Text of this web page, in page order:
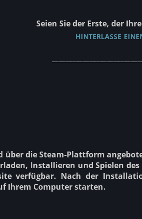
Seien Sie der Erste, der
hinterlasse
über die Steam-Plattform
Installieren und Spielen
verfügbar. Nach der
Ihrem Computer starten.